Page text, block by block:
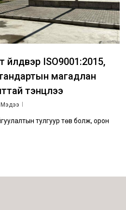
ISO9001:2015,
магадлан
тэнцлээ
Мэдээ
тулгуур төв болж, орон